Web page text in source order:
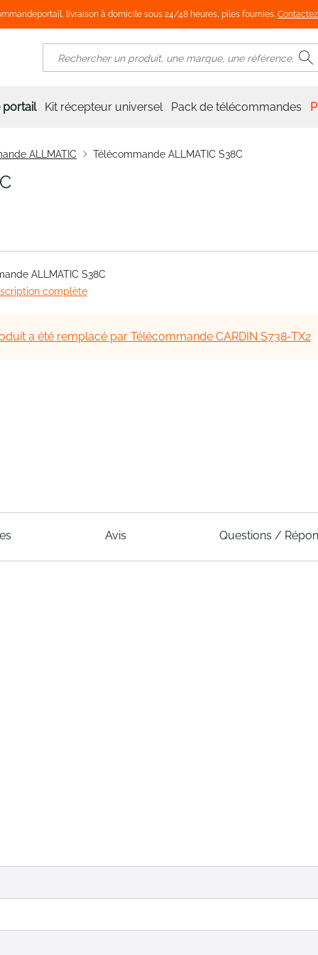
livraison à domicile sous 24/48 heures, piles fournies.
portail Kit récepteur universel Pack de télécommandes
ALLMATIC Télécommande ALLMATIC S38C
ALLMATIC S38C
complète
a été remplacé par Télécommande CARDIN S738-TX2
Avis Questions /